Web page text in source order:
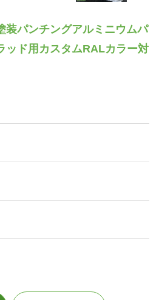
装パンチングアルミニウムパ
ッド用カスタムRALカラー対